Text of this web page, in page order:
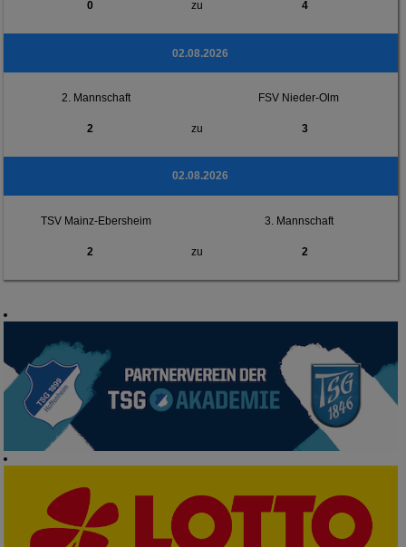
0 zu 4
02.08.2026
2. Mannschaft FSV Nieder-Olm
2 zu 3
02.08.2026
TSV Mainz-Ebersheim 3. Mannschaft
2 zu 2